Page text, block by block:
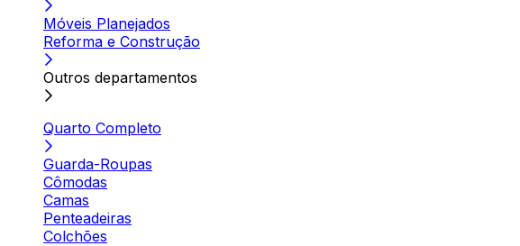
Móveis Planejados
Reforma e Construção
Outros departamentos
Quarto Completo
Guarda-Roupas
Cômodas
Camas
Penteadeiras
Colchões